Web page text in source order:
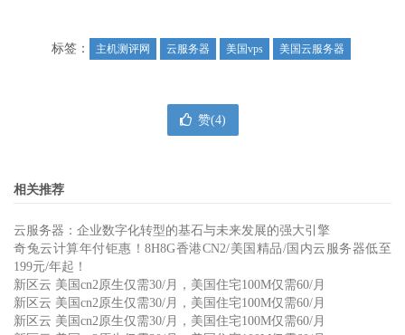
标签： 主机测评网 云服务器 美国vps 美国云服务器
赞(4)
相关推荐
云服务器：企业数字化转型的基石与未来发展的强大引擎
奇兔云计算年付钜惠！8H8G香港CN2/美国精品/国内云服务器低至
199元/年起！
新区云 美国cn2原生仅需30/月，美国住宅100M仅需60/月
新区云 美国cn2原生仅需30/月，美国住宅100M仅需60/月
新区云 美国cn2原生仅需30/月，美国住宅100M仅需60/月